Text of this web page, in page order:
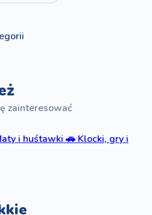
zainteresować
i huśtawki 🚗 Klocki, gry i